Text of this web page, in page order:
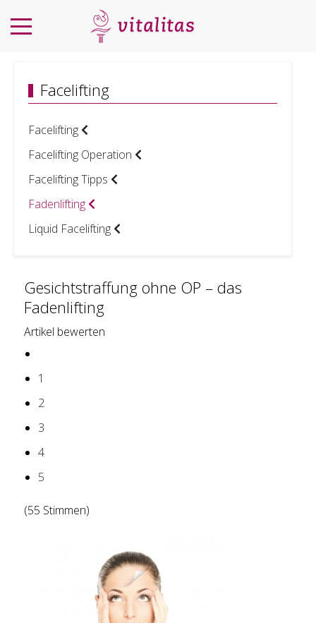
Facelifting
Facelifting
Facelifting Operation
Facelifting Tipps
Fadenlifting
Liquid Facelifting
Gesichtstraffung ohne OP – das
Fadenlifting
Artikel bewerten
1
2
3
4
5
(55 Stimmen)